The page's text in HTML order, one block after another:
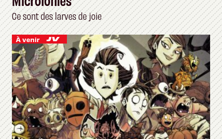
Ce sont des larves de joie
À venir